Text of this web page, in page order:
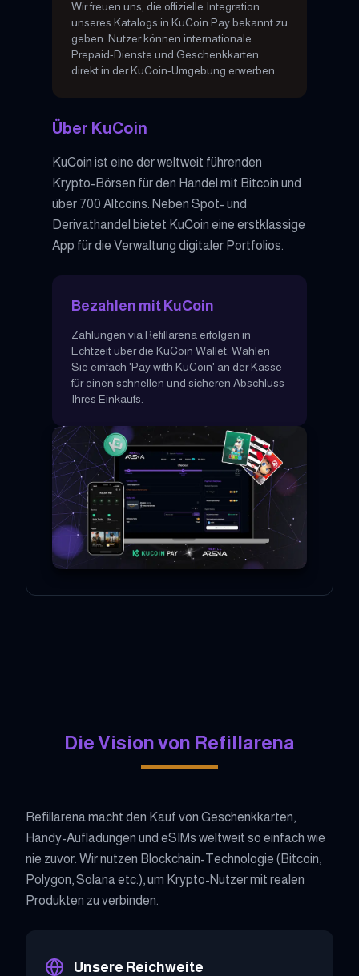
Wir freuen uns, die offizielle Integration
unseres Katalogs in KuCoin Pay bekannt zu
geben. Nutzer können internationale
Prepaid-Dienste und Geschenkkarten
direkt in der KuCoin-Umgebung erwerben.
Über KuCoin
KuCoin ist eine der weltweit führenden
Krypto-Börsen für den Handel mit Bitcoin und
über 700 Altcoins. Neben Spot- und
Derivathandel bietet KuCoin eine erstklassige
App für die Verwaltung digitaler Portfolios.
Bezahlen mit KuCoin
Zahlungen via Refillarena erfolgen in
Echtzeit über die KuCoin Wallet. Wählen
Sie einfach 'Pay with KuCoin' an der Kasse
für einen schnellen und sicheren Abschluss
Ihres Einkaufs.
Die Vision von Refillarena
Refillarena macht den Kauf von Geschenkkarten,
Handy-Aufladungen und eSIMs weltweit so einfach wie
nie zuvor. Wir nutzen Blockchain-Technologie (Bitcoin,
Polygon, Solana etc.), um Krypto-Nutzer mit realen
Produkten zu verbinden.
Unsere Reichweite